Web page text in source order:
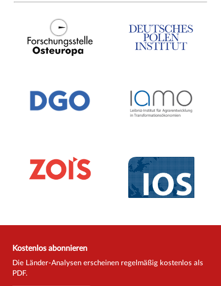
Kostenlos abonnieren
Die Länder-Analysen erscheinen regelmäßig kostenlos als
PDF.